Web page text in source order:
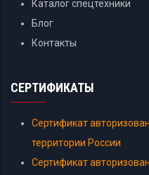
Каталог спецтехники
Блог
Контакты
СЕРТИФИКАТЫ
Сертификат
территории России
Сертификат